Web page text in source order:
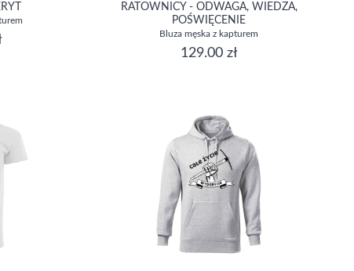
RATOWNICY - ODWAGA, WIEDZA,
POŚWIĘCENIE
Bluza męska z kapturem
129.00 zł